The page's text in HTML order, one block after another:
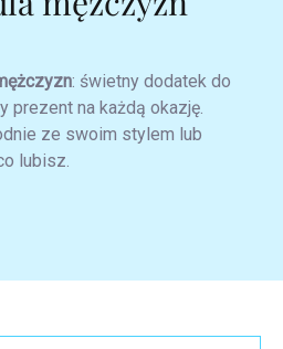
: świetny dodatek do
prezent na każdą okazję.
ze swoim stylem lub
lubisz.